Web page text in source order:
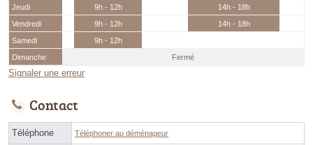
Jeudi
9h - 12h
14h - 18h
Vendredi
9h - 12h
14h - 18h
Samedi
9h - 12h
Dimanche
Fermé
Signaler une erreur
Contact
Téléphone Téléphoner au déménageur